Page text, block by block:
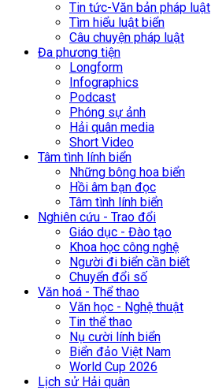
Tin tức-Văn bản pháp luật
Tìm hiểu luật biển
Câu chuyện pháp luật
Đa phương tiện
Longform
Infographics
Podcast
Phóng sự ảnh
Hải quân media
Short Video
Tâm tình lính biển
Những bông hoa biển
Hồi âm bạn đọc
Tâm tình lính biển
Nghiên cứu - Trao đổi
Giáo dục - Đào tạo
Khoa học công nghệ
Người đi biển cần biết
Chuyển đổi số
Văn hoá - Thể thao
Văn học - Nghệ thuật
Tin thể thao
Nụ cười lính biển
Biển đảo Việt Nam
World Cup 2026
Lịch sử Hải quân